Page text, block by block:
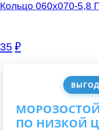
ПО НИЗКОЙ
Кольцо 060х070-5,8
35 ₽